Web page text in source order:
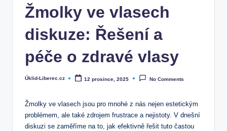
Žmolky ve vlasech
diskuze: Řešení a
péče o zdravé vlasy
Posted
Úklid-Liberec.cz 12 prosince, 2025 No Comments
Žmolky ve vlasech jsou pro mnohé z ⁤nás nejen estetickým‌
problémem,⁢ ale také zdrojem frustrace a nejistoty. ⁤V ⁢dnešní​
diskuzi se zaměříme na to, jak efektivně řešit tuto častou